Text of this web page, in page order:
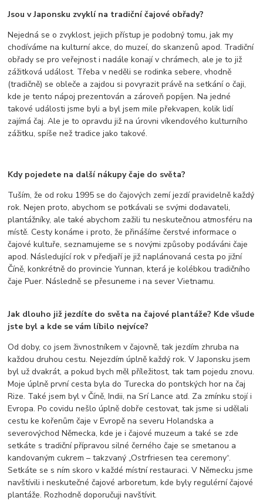
Jsou v Japonsku zvyklí na tradiční čajové obřady?
Nejedná se o zvyklost, jejich přístup je podobný tomu, jak my
chodíváme na kulturní akce, do muzeí, do skanzenů apod. Tradiční
obřady se pro veřejnost i nadále konají v chrámech, ale je to již
zážitková událost. Třeba v neděli se rodinka sebere, vhodně
(tradičně) se obleče a zajdou si povyrazit právě na setkání o čaji,
kde je tento nápoj prezentován a zároveň popíjen. Na jedné
takové události jsme byli a byl jsem mile překvapen, kolik lidí
zajímá čaj. Ale je to opravdu již na úrovni víkendového kulturního
zážitku, spíše než tradice jako takové.
Kdy pojedete na další nákupy čaje do světa?
Tuším, že od roku 1995 se do čajových zemí jezdí pravidelně každý
rok. Nejen proto, abychom se potkávali se svými dodavateli,
plantážníky, ale také abychom zažili tu neskutečnou atmosféru na
místě. Cesty konáme i proto, že přinášíme čerstvé informace o
čajové kultuře, seznamujeme se s novými způsoby podáváni čaje
apod. Následující rok v předjaří je již naplánovaná cesta po jižní
Číně, konkrétně do provincie Yunnan, která je kolébkou tradičního
čaje Puer. Následně se přesuneme i na sever Vietnamu.
Jak dlouho již jezdíte do světa na čajové plantáže? Kde všude
jste byl a kde se vám líbilo nejvíce?
Od doby, co jsem živnostníkem v čajovně, tak jezdím zhruba na
každou druhou cestu. Nejezdím úplně každý rok. V Japonsku jsem
byl už dvakrát, a pokud bych měl příležitost, tak tam pojedu znovu.
Moje úplně první cesta byla do Turecka do pontských hor na čaj
Rize. Také jsem byl v Číně, Indii, na Srí Lance atd. Za zmínku stojí i
Evropa. Po covidu nešlo úplně dobře cestovat, tak jsme si udělali
cestu ke kořenům čaje v Evropě na severu Holandska a
severovýchod Německa, kde je i čajové muzeum a také se zde
setkáte s tradiční přípravou silné černého čaje se smetanou a
kandovaným cukrem – takzvaný „Ostrfriesen tea ceremony“.
Setkáte se s ním skoro v každé místní restauraci. V Německu jsme
navštívili i neskutečné čajové arboretum, kde byly regulérní čajové
plantáže. Rozhodně doporučuji navštívit.